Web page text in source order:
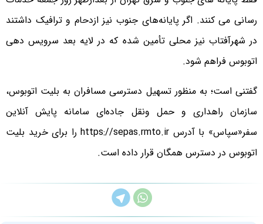
رسانی می کنند. اگر پایانه‌های جنوب نیز ازدحام و ترافیک داشتند
در شهرآفتاب نیز محلی تأمین شده که در لایه بعد سرویس دهی
اتوبوس فراهم شود.
گفتنی است؛ به منظور تسهیل دسترسی مسافران به بلیت اتوبوس،
سازمان راهداری و حمل ونقل جاده‌ای سامانه پایش آنلاین
سفر«سپاس» با آدرس https://sepas.rmto.ir را برای خرید بلیت
اتوبوس در دسترس همگان قرار داده است.